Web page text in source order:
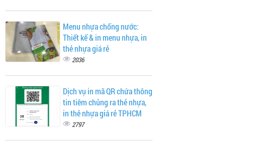
Menu nhựa chống nước:
Thiết kế & in menu nhựa, in
thẻ nhựa giá rẻ
2036
Dịch vụ in mã QR chứa thông
tin tiêm chủng ra thẻ nhựa,
in thẻ nhựa giá rẻ TPHCM
2797